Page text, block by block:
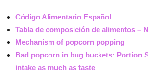
Código Alimentario Español
Tabla de composición de alimentos –
Mechanism of popcorn popping
Bad popcorn in bug buckets: Portion
intake as much as taste